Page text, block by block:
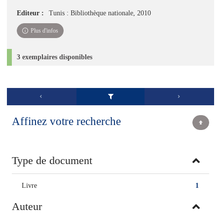
Editeur : Tunis : Bibliothèque nationale, 2010
Plus d'infos
3 exemplaires disponibles
Affinez votre recherche
Type de document
1
Livre
Auteur